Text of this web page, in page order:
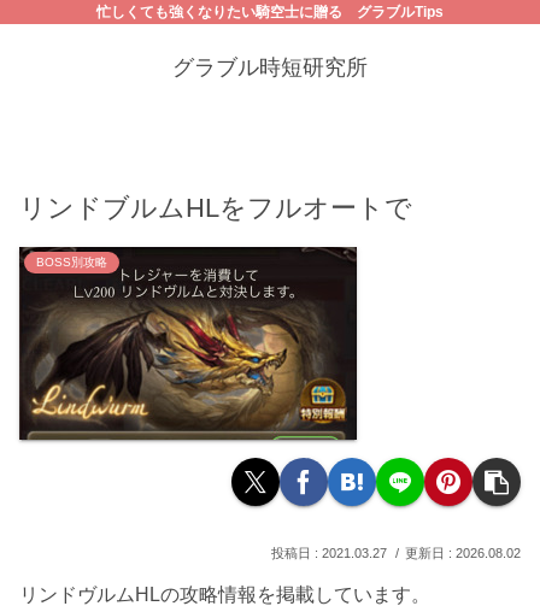
忙しくても強くなりたい騎空士に贈る グラブルTips
グラブル時短研究所
リンドブルムHLをフルオートで
BOSS別攻略
2021.03.27 2026.08.02
リンドヴルムHLの攻略情報を掲載しています。